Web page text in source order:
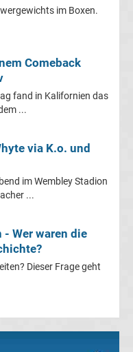
im Boxen.
Comeback
fand in Kalifornien das
...
via K.o. und
im Wembley Stadion
...
- Wer waren die
Dieser Frage geht